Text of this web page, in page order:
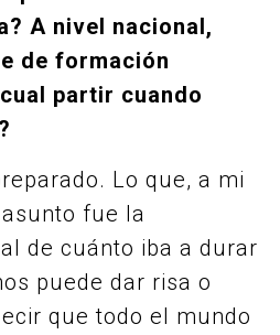
A nivel nacional,
de formación
partir cuando
Lo que, a mi
fue la
de cuánto iba a durar
puede dar risa o
que todo el mundo